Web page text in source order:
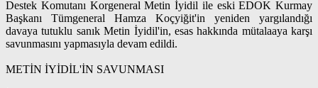
Destek Komutanı Korgeneral Metin İyidil ile eski EDOK Kurmay
Başkanı Tümgeneral Hamza Koçyiğit'in yeniden yargılandığı
davaya tutuklu sanık Metin İyidil'in, esas hakkında mütalaaya karşı
savunmasını yapmasıyla devam edildi.
METİN İYİDİL'İN SAVUNMASI